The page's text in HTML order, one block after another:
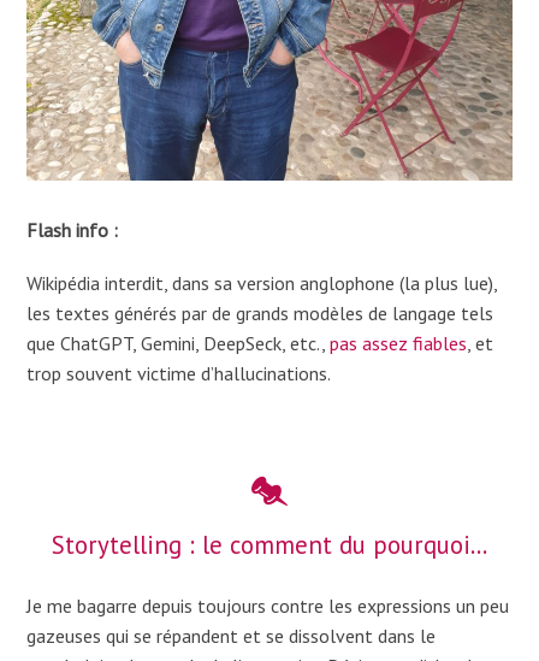
Flash info :
Wikipédia interdit, dans sa version anglophone (la plus lue),
les textes générés par de grands modèles de langage tels
que ChatGPT, Gemini, DeepSeck, etc.,pas assez fiables , et
trop souvent victime d’hallucinations.
Storytelling : le comment du pourquoi…
Je me bagarre depuis toujours contre les expressions un peu
gazeuses qui se répandent et se dissolvent dans le